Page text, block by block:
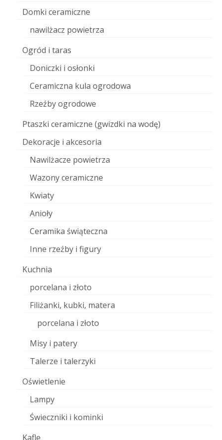
Domki ceramiczne
nawilżacz powietrza
Ogród i taras
Doniczki i osłonki
Ceramiczna kula ogrodowa
Rzeźby ogrodowe
Ptaszki ceramiczne (gwizdki na wodę)
Dekoracje i akcesoria
Nawilżacze powietrza
Wazony ceramiczne
Kwiaty
Anioły
Ceramika świąteczna
Inne rzeźby i figury
Kuchnia
porcelana i złoto
Filiżanki, kubki, matera
porcelana i złoto
Misy i patery
Talerze i talerzyki
Oświetlenie
Lampy
Świeczniki i kominki
Kafle